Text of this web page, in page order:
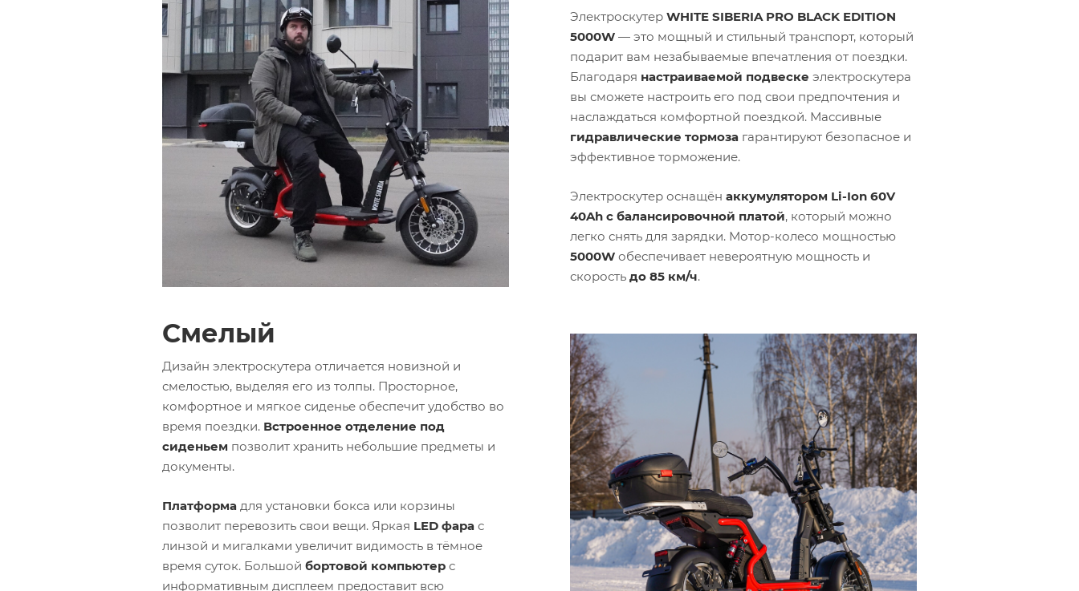
Электроскутер WHITE SIBERIA PRO BLACK EDITION
5000W— это мощный и стильный транспорт, который
подарит вам незабываемые впечатления от поездки.
Благодаря настраиваемой подвеске электроскутера
вы сможете настроить его под свои предпочтения и
наслаждаться комфортной поездкой. Массивные
гидравлические тормозагарантируют безопасное и
эффективное торможение.
Электроскутер оснащён аккумулятором Li-Ion 60V
40Ah с балансировочной платой, который можно
легко снять для зарядки. Мотор-колесо мощностью
5000Wобеспечивает невероятную мощность и
скорость до 85 км/ч.
Смелый
Дизайн электроскутера отличается новизной и
смелостью, выделяя его из толпы. Просторное,
комфортное и мягкое сиденье обеспечит удобство во
время поездки. Встроенное отделение под
сиденьем позволит хранить небольшие предметы и
документы.
Платформа для установки бокса или корзины
позволит перевозить свои вещи. Яркая LED фара с
линзой и мигалками увеличит видимость в тёмное
время суток. Большой бортовой компьютер с
информативным дисплеем предоставит всю